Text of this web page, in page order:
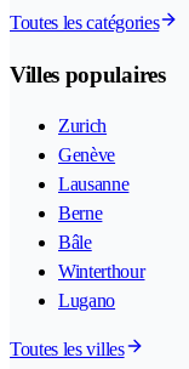
Toutes les catégories
Villes populaires
Zurich
Genève
Lausanne
Berne
Bâle
Winterthour
Lugano
Toutes les villes